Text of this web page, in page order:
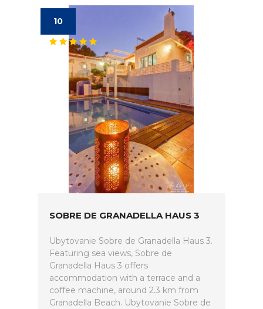
10
SOBRE DE GRANADELLA HAUS 3
Ubytovanie Sobre de Granadella Haus 3.
Featuring sea views, Sobre de
Granadella Haus 3 offers
accommodation with a terrace and a
coffee machine, around 2.3 km from
Granadella Beach. Ubytovanie Sobre de